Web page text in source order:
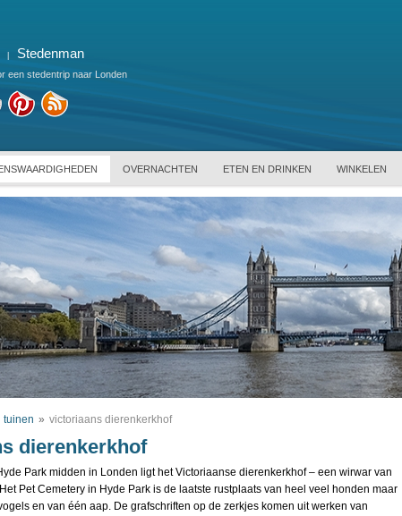
Stedenman
een stedentrip naar Londen
OVERNACHTEN ETEN EN DRINKEN WINKELEN
tuinen » victoriaans dierenkerkhof
dierenkerkhof
Park midden in Londen ligt het Victoriaanse dierenkerkhof – een wirwar van
Pet Cemetery in Hyde Park is de laatste rustplaats van heel veel honden maar
en van één aap. De grafschriften op de zerkjes komen uit werken van